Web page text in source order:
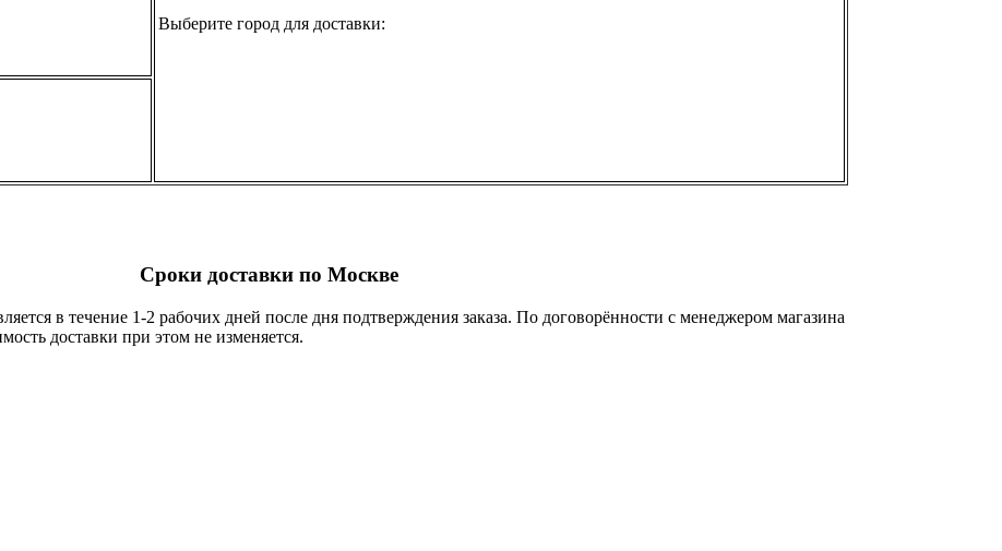
Выберите город для доставки:
Сроки доставки по Москве
в течение 1-2 рабочих дней после дня подтверждения заказа. По договорённости с менеджером магазина
доставки при этом не изменяется.